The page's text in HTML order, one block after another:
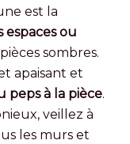
est la
espaces ou
sombres.
apaisant et
peps à la pièce.
veillez à
les murs et